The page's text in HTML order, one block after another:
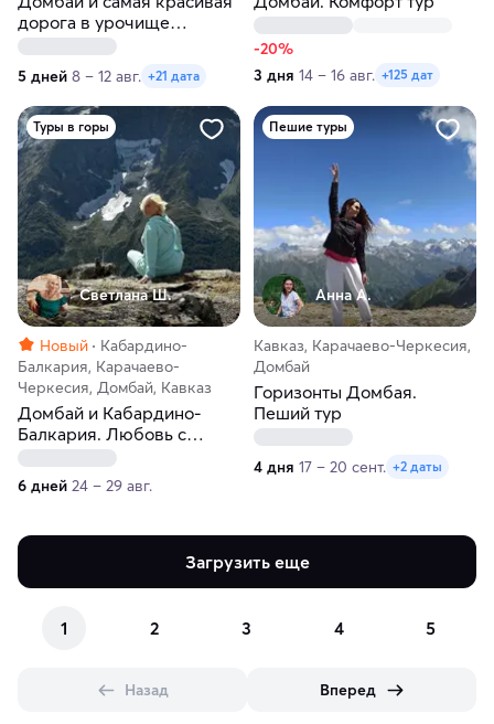
дорога в урочище
Джилы-Су
5 дней 8 – 12 авг. +21 дата
-20%
3 дня 14 – 16 авг. +125 дат
Туры в горы
Светлана Ш.
Новый
Кабардино-
Балкария, Карачаево-
Черкесия, Домбай, Кавказ
Домбай и Кабардино-
Балкария. Любовь с
первого взгляда
6 дней 24 – 29 авг.
Пешие туры
Анна А.
Кавказ, Карачаево-Черкесия,
Домбай
Горизонты Домбая.
Пеший тур
4 дня 17 – 20 сент. +2 даты
Загрузить еще
1 2 3 4 5
Назад Вперед